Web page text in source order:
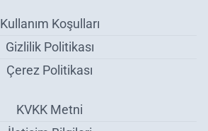
Kullanım Koşulları
Gizlilik Politikası
Çerez Politikası
KVKK Metni